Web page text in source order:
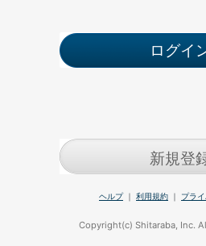
新規登
ヘルプ｜ 利用規約 ｜ プラ
Copyright(c) Shitaraba, Inc.